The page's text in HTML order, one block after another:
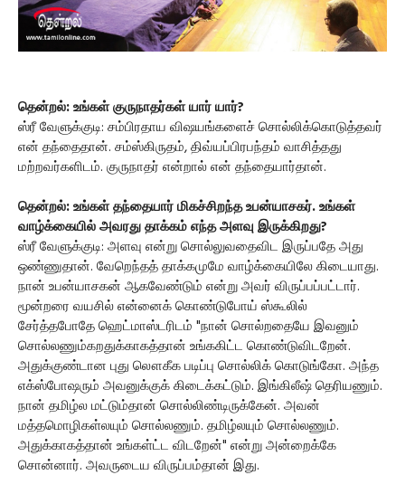
தென்றல்: உங்கள் குருநாதர்கள் யார் யார்?
ஸ்ரீ வேளுக்குடி: சம்பிரதாய விஷயங்களைச் சொல்லிக்கொடுத்தவர்
என் தந்தைதான். சம்ஸ்கிருதம், திவ்யப்பிரபந்தம் வாசித்தது
மற்றவர்களிடம். குருநாதர் என்றால் என் தந்தையார்தான்.
தென்றல்: உங்கள் தந்தையார் மிகச்சிறந்த உபன்யாசகர். உங்கள்
வாழ்க்கையில் அவரது தாக்கம் எந்த அளவு இருக்கிறது?
ஸ்ரீ வேளுக்குடி: அளவு என்று சொல்லுவதைவிட இருப்பதே அது
ஒண்ணுதான். வேறெந்தத் தாக்கமுமே வாழ்க்கையிலே கிடையாது.
நான் உபன்யாசகன் ஆகவேண்டும் என்று அவர் விருப்பப்பட்டார்.
மூன்றரை வயசில் என்னைக் கொண்டுபோய் ஸ்கூலில்
சேர்த்தபோதே ஹெட்மாஸ்டரிடம் "நான் சொல்றதையே இவனும்
சொல்லணும்கறதுக்காகத்தான் உங்ககிட்ட கொண்டுவிடறேன்.
அதுக்குண்டான புது லௌகீக படிப்பு சொல்லிக் கொடுங்கோ. அந்த
எக்ஸ்போஷரும் அவனுக்குக் கிடைக்கட்டும். இங்கிலீஷ் தெரியணும்.
நான் தமிழ்ல மட்டும்தான் சொல்லிண்டிருக்கேன். அவன்
மத்தமொழிகள்லயும் சொல்லணும். தமிழ்லயும் சொல்லணும்.
அதுக்காகத்தான் உங்கள்ட்ட விடறேன்" என்று அன்றைக்கே
சொன்னார். அவருடைய விருப்பம்தான் இது.